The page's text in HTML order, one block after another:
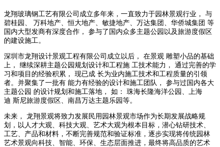
龙翔玻璃钢工艺有限公司成立多年来，一直致力于园林景观行业， 与
碧桂园、 万科地产、恒大地产、敏捷地产、万达集团、华侨城集团 等
国内大型发商有深度合作， 参与了国内众多主题公园以及旅游度假区
的建设施工。
深圳市龙翔设计景观工程有限公司成立以后， 在景观 雕塑小品的基础
上， 继续深耕主题公园规划设计和工程施 工技术能力， 通过完善的学
习和项目的经验积累， 现已成 长为业内施工技术和工程质量的引领
者。并聚集了一批有 能力有经验的设计和施工团队， 参与过国内各大
主题公园 的设计规划和施工落地， 如： 珠海长隆海洋公园、上海
迪 斯尼旅游度假区、南昌万达主题乐园等。
未来， 龙翔景观将致力发展民用园林景观市场作为长期发展战略规
划，以人才大观、科技大观、艺术大观为根本目标，潜心钻研技术、
工艺、产品和材料，不断完善规范和验证标准，逐步实现将传统园林
艺术景观向科技、智能、环保、生态层面推进，最终将高品质的艺术